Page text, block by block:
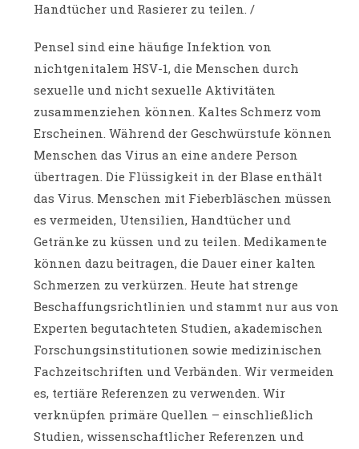
Handtücher und Rasierer zu teilen. /
Pensel sind eine häufige Infektion von
nichtgenitalem HSV-1, die Menschen durch
sexuelle und nicht sexuelle Aktivitäten
zusammenziehen können. Kaltes Schmerz vom
Erscheinen. Während der Geschwürstufe können
Menschen das Virus an eine andere Person
übertragen. Die Flüssigkeit in der Blase enthält
das Virus. Menschen mit Fieberbläschen müssen
es vermeiden, Utensilien, Handtücher und
Getränke zu küssen und zu teilen. Medikamente
können dazu beitragen, die Dauer einer kalten
Schmerzen zu verkürzen. Heute hat strenge
Beschaffungsrichtlinien und stammt nur aus von
Experten begutachteten Studien, akademischen
Forschungsinstitutionen sowie medizinischen
Fachzeitschriften und Verbänden. Wir vermeiden
es, tertiäre Referenzen zu verwenden. Wir
verknüpfen primäre Quellen – einschließlich
Studien, wissenschaftlicher Referenzen und